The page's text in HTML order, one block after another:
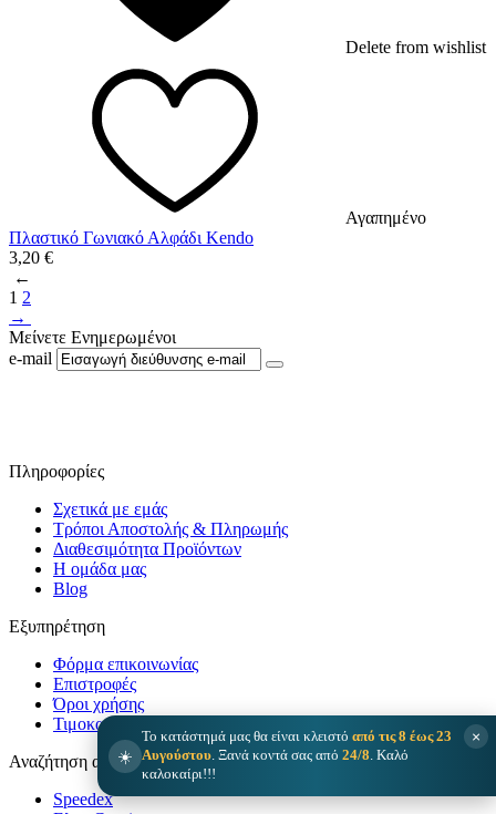
☀️
Το κατάστημά μας θα είναι κλειστό από τις 8 έως 23
Αυγούστου. Ξανά κοντά σας από 24/8. Καλό
καλοκαίρι!!!
×
Delete from wishlist
Αγαπημένο
Πλαστικό Γωνιακό Αλφάδι Kendo
3,20 €
←
1 2
→
Μείνετε Ενημερωμένοι
e-mail
Πληροφορίες
Σχετικά με εμάς
Τρόποι Αποστολής & Πληρωμής
Διαθεσιμότητα Προϊόντων
Η ομάδα μας
Blog
Εξυπηρέτηση
Φόρμα επικοινωνίας
Επιστροφές
Όροι χρήσης
Τιμοκατάλογος
Αναζήτηση αποστολής
Speedex